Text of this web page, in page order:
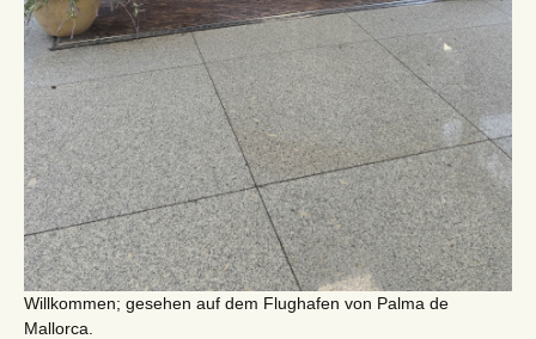
Willkommen; gesehen auf dem Flughafen von Palma de
Mallorca.